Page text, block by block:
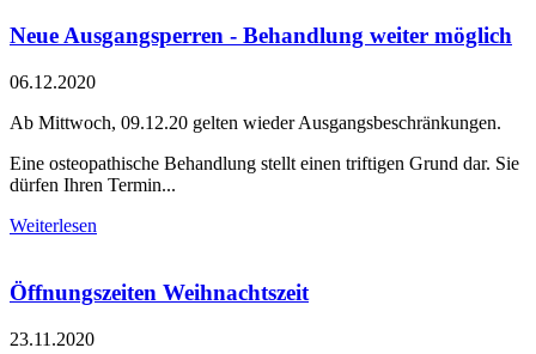
Neue Ausgangsperren - Behandlung weiter möglich
06.12.2020
Ab Mittwoch, 09.12.20 gelten wieder Ausgangsbeschränkungen.
Eine osteopathische Behandlung stellt einen triftigen Grund dar. Sie
dürfen Ihren Termin...
Weiterlesen
Öffnungszeiten Weihnachtszeit
23.11.2020